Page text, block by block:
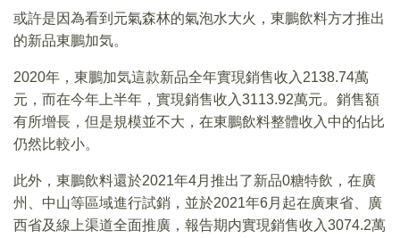
或許是因為看到元氣森林的氣泡水大火，東鵬飲料方才推出
的新品東鵬加気。
2020年，東鵬加気這款新品全年實現銷售收入2138.74萬
元，而在今年上半年，實現銷售收入3113.92萬元。銷售額
有所增長，但是規模並不大，在東鵬飲料整體收入中的佔比
仍然比較小。
此外，東鵬飲料還於2021年4月推出了新品0糖特飲，在廣
州、中山等區域進行試銷，並於2021年6月起在廣東省、廣
西省及線上渠道全面推廣，報告期内實現銷售收入3074.2萬